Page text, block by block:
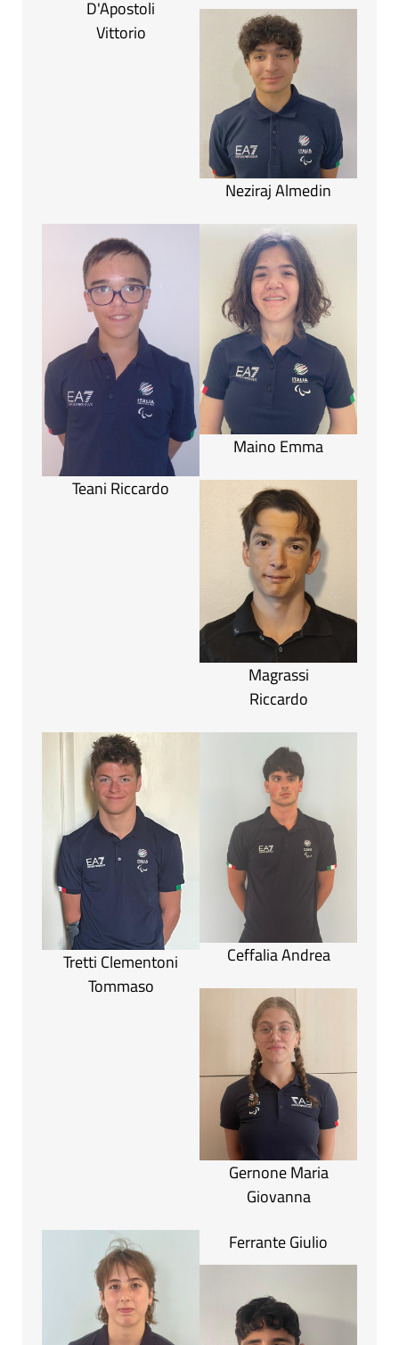
D'Apostoli
Vittorio
Neziraj Almedin
Teani Riccardo
Maino Emma
Magrassi
Riccardo
Tretti Clementoni
Tommaso
Ceffalia Andrea
Gernone Maria
Giovanna
Ferrante Giulio